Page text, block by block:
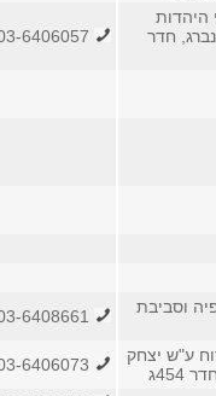
היהדות
חדר
וסביבת
ע"ש יצחק